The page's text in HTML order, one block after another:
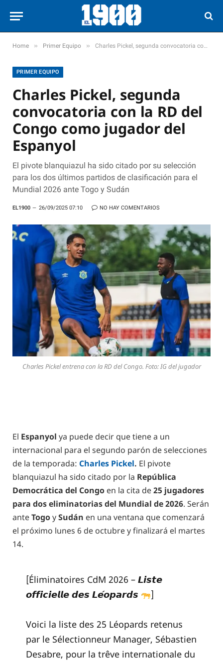
Home » Primer Equipo » Charles Pickel, segunda convocatoria con la RD del Congo como jugador del Espanyol
PRIMER EQUIPO
Charles Pickel, segunda
convocatoria con la RD del
Congo como jugador del
Espanyol
El pivote blanquiazul ha sido citado por su selección
para los dos últimos partidos de clasificación para el
Mundial 2026 ante Togo y Sudán
EL1900 26/09/2025 07:10 NO HAY COMENTARIOS
Charles Pickel entrena con la RD del Congo. Foto: IG del jugador
El Espanyol ya puede decir que tiene a un
internacional para el segundo parón de selecciones
de la temporada: Charles Pickel. El pivote
blanquiazul ha sido citado por la República
Democrática del Congo en la cita de25 jugadores
para dos eliminatorias del Mundial de 2026. Serán
anteTogoySudán en una ventana que comenzará
el próximo lunes 6 de octubre y finalizará el martes
14.
[Éliminatoires CdM 2026 – 𝙇𝙞𝙨𝙩𝙚
𝙤𝙛𝙛𝙞𝙘𝙞𝙚𝙡𝙡𝙚 𝙙𝙚𝙨 𝙇𝙚́𝙤𝙥𝙖𝙧𝙙𝙨
]
Voici la liste des 25 Léopards retenus
par le Sélectionneur Manager, Sébastien
Desabre, pour la trêve internationale du